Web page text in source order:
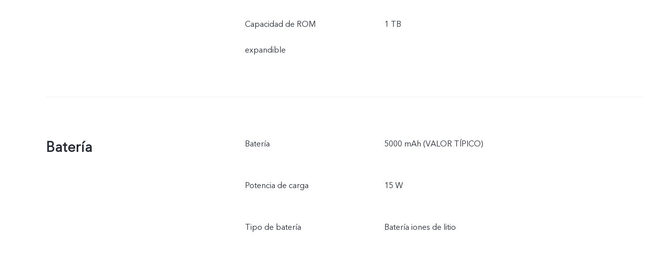
Capacidad de ROM
expandible
1 TB
Batería Batería 5000 mAh (VALOR TÍPICO)
Potencia de carga 15 W
Tipo de batería Batería iones de litio